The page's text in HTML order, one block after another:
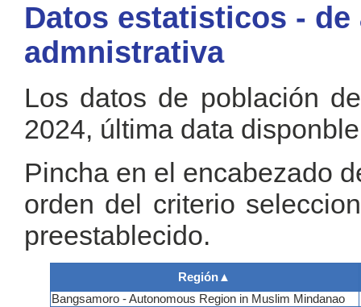
Datos estatisticos -
admnistrativa
Los datos de población
2024, última data
Pincha en el encabezado
orden del criterio
preestablecido.
Región▲
Bangsamoro - Autonomous Region in Muslim Mindanao